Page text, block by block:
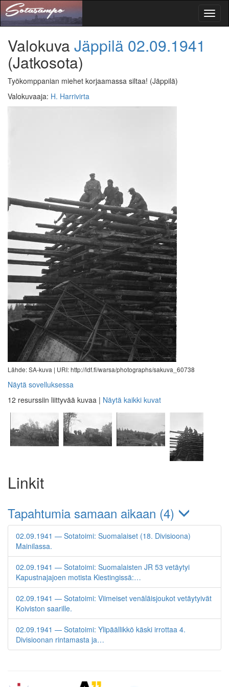
Valokuva Jäppilä 02.09.1941
(Jatkosota)
Työkomppanian miehet korjaamassa siltaa! (Jäppilä)
Valokuvaaja: H. Harrivirta
Lähde: SA-kuva | URI: http://ldf.fi/warsa/photographs/sakuva_60738
Näytä sovelluksessa
12 resurssiin liittyvää kuvaa | Näytä kaikki kuvat
Linkit
Tapahtumia samaan aikaan (4)
02.09.1941 — Sotatoimi: Suomalaiset (18. Divisioona)
Mainilassa.
02.09.1941 — Sotatoimi: Suomalaisten JR 53 vetäytyi
Kapustnajajoen motista Kiestingissä:…
02.09.1941 — Sotatoimi: Viimeiset venäläisjoukot vetäytyivät
Koiviston saarille.
02.09.1941 — Sotatoimi: Ylipäällikkö käski irrottaa 4.
Divisioonan rintamasta ja…